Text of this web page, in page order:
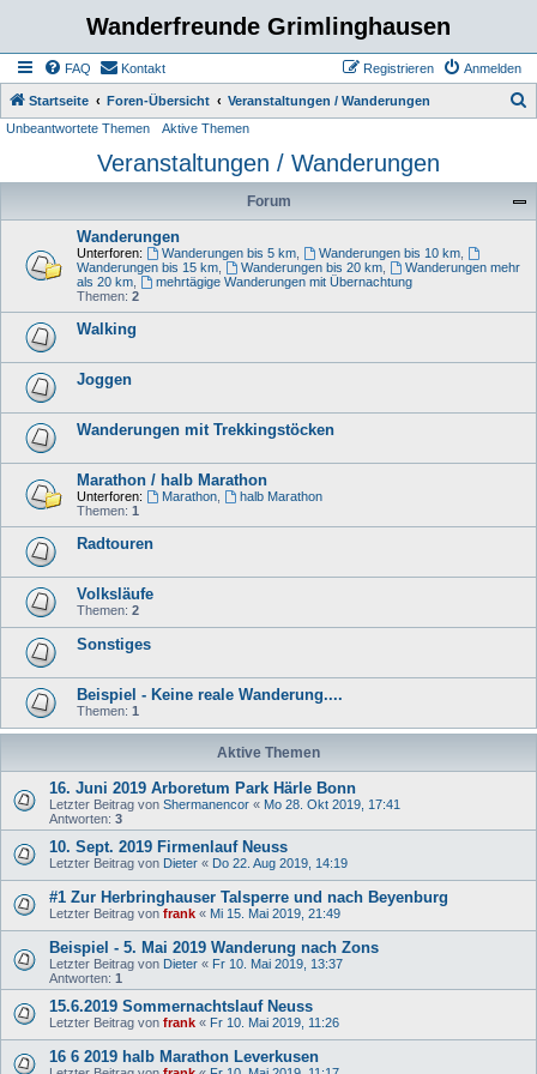
Wanderfreunde Grimlinghausen
FAQ Kontakt Anmelden
Registrieren
Startseite Foren-Übersicht Veranstaltungen / Wanderungen
h
Unbeantwortete Themen Aktive Themen
Veranstaltungen / Wanderungen
Forum
Wanderungen
Unterforen: Wanderungen bis 5 km, Wanderungen bis 10 km,
Wanderungen bis 15 km
Wanderungen bis 20 km,
Wanderungen mehr
als 20 km
mehrtägige Wanderungen mit Übernachtung
Themen: 2
Walking
Joggen
Wanderungen mit Trekkingstöcken
Marathon / halb Marathon
Unterforen: Marathon,
halb Marathon
Themen: 1
Radtouren
Volksläufe
Themen: 2
Sonstiges
Beispiel - Keine reale Wanderung....
Themen: 1
Aktive Themen
16. Juni 2019 Arboretum Park Härle Bonn
Letzter Beitrag von Shermanencor « Mo 28. Okt 2019, 17:41
Antworten: 3
10. Sept. 2019 Firmenlauf Neuss
Letzter Beitrag von Dieter « Do 22. Aug 2019, 14:19
#1 Zur Herbringhauser Talsperre und nach Beyenburg
Letzter Beitrag von frank « Mi 15. Mai 2019, 21:49
Beispiel - 5. Mai 2019 Wanderung nach Zons
Letzter Beitrag von Dieter « Fr 10. Mai 2019, 13:37
Antworten: 1
15.6.2019 Sommernachtslauf Neuss
Letzter Beitrag von frank « Fr 10. Mai 2019, 11:26
16 6 2019 halb Marathon Leverkusen